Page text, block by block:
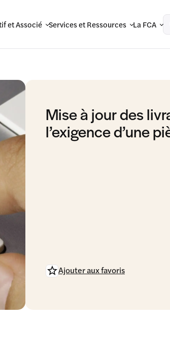
et Associé Services et Ressources La FCA
Mise à jour des
l’exigence d’une
Ajouter aux favoris